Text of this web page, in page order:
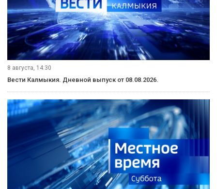
8 августа, 14:30
Вести Калмыкия. Дневной выпуск от 08.08.2026.